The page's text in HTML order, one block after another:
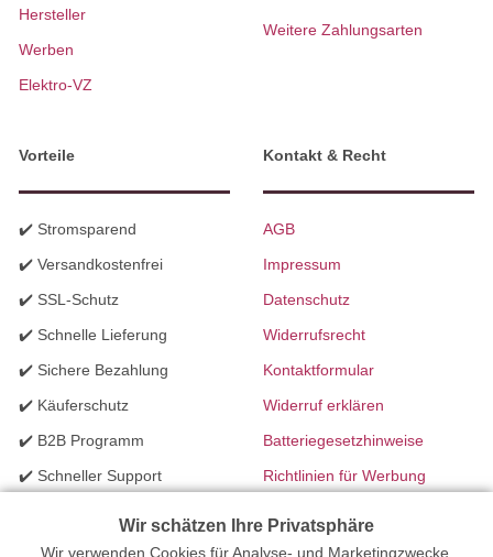
Hersteller
Werben
Elektro-VZ
Weitere Zahlungsarten
Vorteile
✔️ Stromsparend
✔️ Versandkostenfrei
✔️ SSL-Schutz
✔️ Schnelle Lieferung
✔️ Sichere Bezahlung
✔️ Käuferschutz
✔️ B2B Programm
✔️ Schneller Support
Kontakt & Recht
AGB
Impressum
Datenschutz
Widerrufsrecht
Kontaktformular
Widerruf erklären
Batteriegesetzhinweise
Richtlinien für Werbung
Wir schätzen Ihre Privatsphäre
Wir verwenden Cookies für Analyse- und Marketingzwecke,